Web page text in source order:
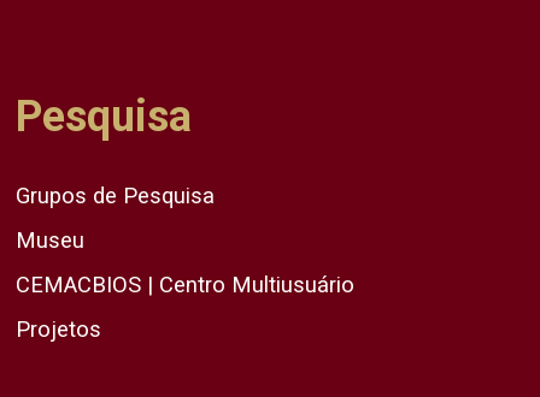
Pesquisa
Grupos de Pesquisa
Museu
CEMACBIOS | Centro Multiusuário
Projetos